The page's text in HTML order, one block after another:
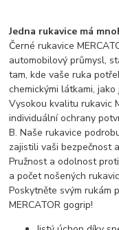
Jedna rukavice má
Černé rukavice
automobilový průmysl,
tam, kde vaše ruka
chemickými látkami,
Vysokou kvalitu rukavic
individuální ochrany
B. Naše rukavice
zajistili vaši bezpečnost
Pružnost a odolnost
a počet nošených
Poskytněte svým rukám
MERCATOR gogrip!